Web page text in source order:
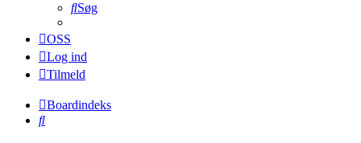
Søg
OSS
Log ind
Tilmeld
Boardindeks
Søg